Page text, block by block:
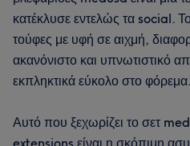
κατέκλυσε εντελώς τα social.
τούφες με υφή σε αιχμή,
ακανόνιστο και υπνωτιστικό
εκπληκτικά εύκολο στο φόρεμα.
Αυτό που ξεχωρίζει το σετ